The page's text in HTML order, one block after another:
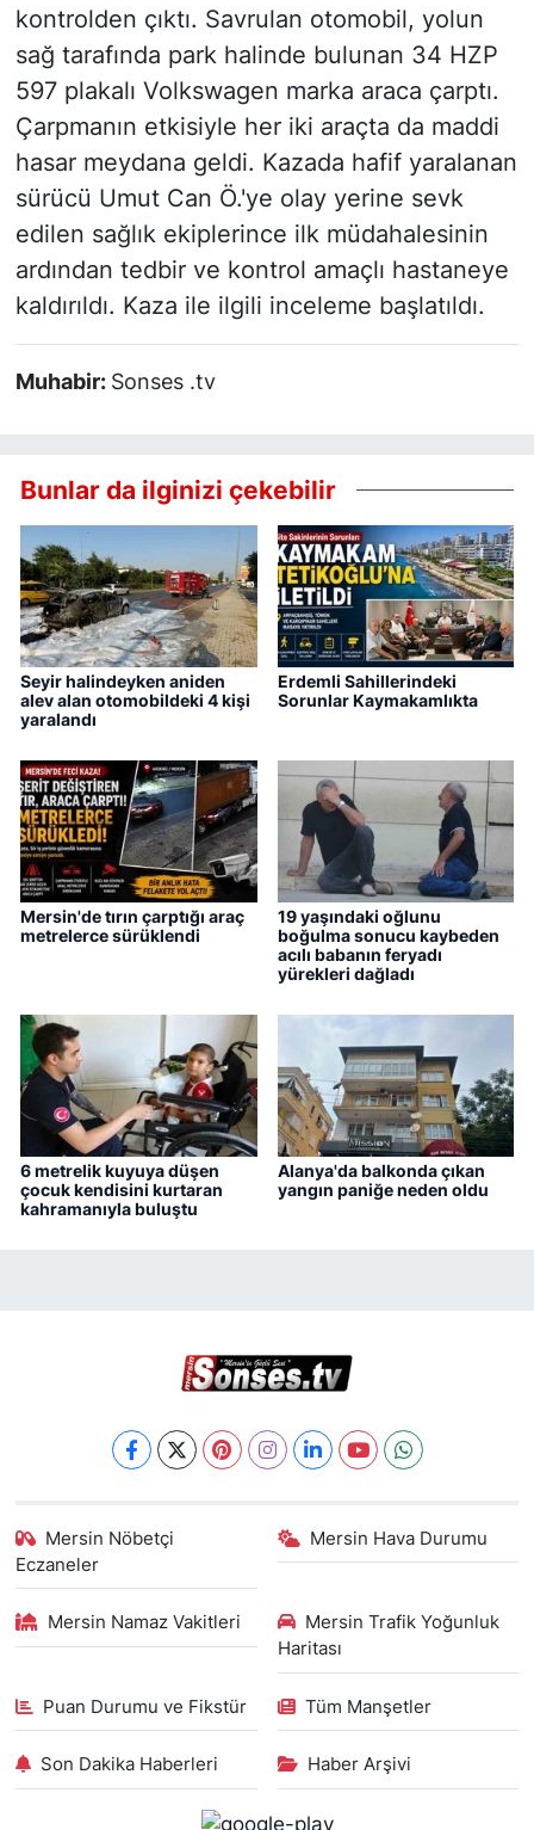
kontrolden çıktı. Savrulan otomobil, yolun
sağ tarafında park halinde bulunan 34 HZP
597 plakalı Volkswagen marka araca çarptı.
Çarpmanın etkisiyle her iki araçta da maddi
hasar meydana geldi. Kazada hafif yaralanan
sürücü Umut Can Ö.'ye olay yerine sevk
edilen sağlık ekiplerince ilk müdahalesinin
ardından tedbir ve kontrol amaçlı hastaneye
kaldırıldı. Kaza ile ilgili inceleme başlatıldı.
Muhabir: Sonses .tv
Bunlar da ilginizi çekebilir
Seyir halindeyken aniden
alev alan otomobildeki 4 kişi
yaralandı
Erdemli Sahillerindeki
Sorunlar Kaymakamlıkta
Mersin'de tırın çarptığı araç
metrelerce sürüklendi
19 yaşındaki oğlunu
boğulma sonucu kaybeden
acılı babanın feryadı
yürekleri dağladı
6 metrelik kuyuya düşen
çocuk kendisini kurtaran
kahramanıyla buluştu
Alanya'da balkonda çıkan
yangın paniğe neden oldu
Mersin Nöbetçi
Eczaneler
Mersin Hava Durumu
Mersin Namaz Vakitleri
Mersin Trafik Yoğunluk
Haritası
Puan Durumu ve Fikstür Tüm Manşetler
Son Dakika Haberleri Haber Arşivi